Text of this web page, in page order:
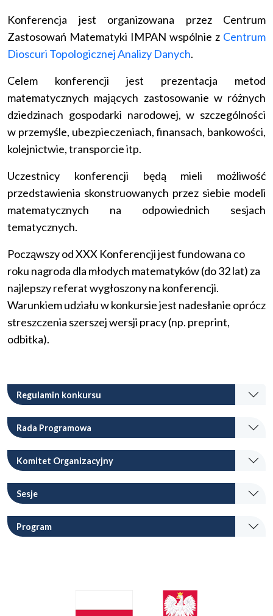
Konferencja jest organizowana przez Centrum
Zastosowań Matematyki IMPAN wspólnie z Centrum
Dioscuri Topologicznej Analizy Danych.
Celem konferencji jest prezentacja metod
matematycznych mających zastosowanie w różnych
dziedzinach gospodarki narodowej, w szczególności
w przemyśle, ubezpieczeniach, finansach, bankowości,
kolejnictwie, transporcie itp.
Uczestnicy konferencji będą mieli możliwość
przedstawienia skonstruowanych przez siebie modeli
matematycznych na odpowiednich sesjach
tematycznych.
Począwszy od XXX Konferencji jest fundowana co
roku nagroda dla młodych matematyków (do 32 lat) za
najlepszy referat wygłoszony na konferencji.
Warunkiem udziału w konkursie jest nadesłanie oprócz
streszczenia szerszej wersji pracy (np. preprint,
odbitka).
Regulamin konkursu
Rada Programowa
Komitet Organizacyjny
Sesje
Program